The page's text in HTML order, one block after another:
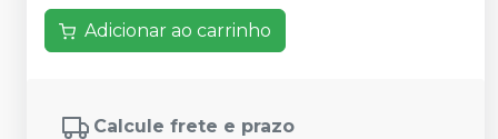
Adicionar ao carrinho
Calcule frete e prazo